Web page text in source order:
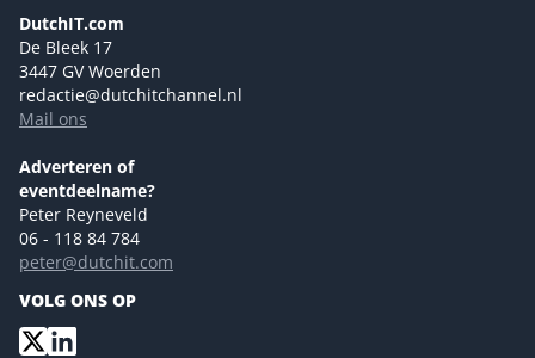
Events- en sponsormogelijkheden 2026
Ons team
Colofon
Tip de redactie
Versturen
DutchIT.com
De Bleek 17
3447 GV Woerden
redactie@dutchitchannel.nl
Mail ons
Adverteren of
eventdeelname?
Peter Reyneveld
06 - 118 84 784
peter@dutchit.com
VOLG ONS OP